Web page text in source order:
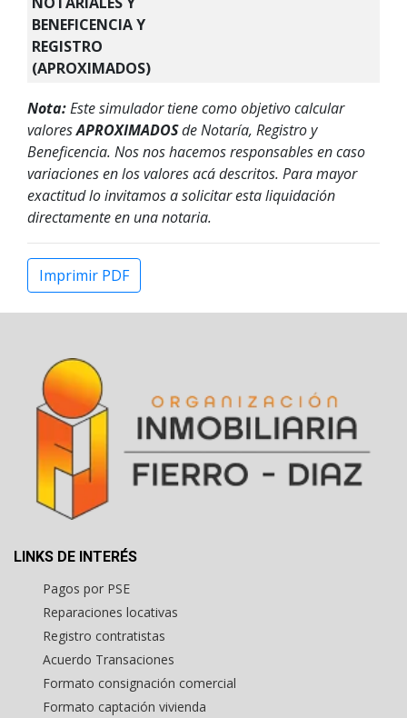
LINKS DE INTERÉS
Pagos por PSE
Reparaciones locativas
Registro contratistas
Acuerdo Transaciones
Formato consignación comercial
Formato captación vivienda